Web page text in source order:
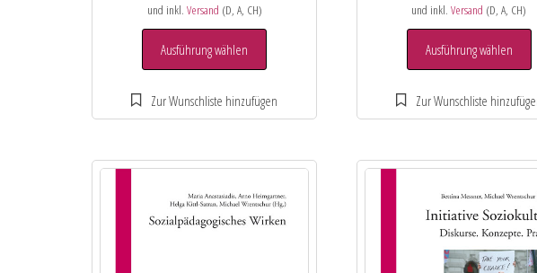
und inkl. Versand (D, A, CH)
Ausführung wählen
und inkl.Versand (D, A, CH)
Ausführung wählen